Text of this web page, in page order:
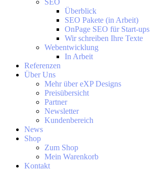
SEO
Überblick
SEO Pakete (in Arbeit)
OnPage SEO für Start-ups
Wir schreiben Ihre Texte
Webentwicklung
In Arbeit
Referenzen
Über Uns
Mehr über eXP Designs
Preisübersicht
Partner
Newsletter
Kundenbereich
News
Shop
Zum Shop
Mein Warenkorb
Kontakt